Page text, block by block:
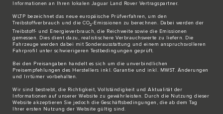
Informationen an Ihren lokalen Jaguar Land Rover Vertragspartner.
WLTP bezeichnet das neue europäische Prüfverfahren, um den
Treibstoffverbrauch und die CO2-Emissionen zu berechnen. Dabei werden der
Treibstoff- und Energieverbrauch, die Reichweite sowie die Emissionen
gemessen. Dies dient dazu, realistischere Verbrauchswerte zu liefern. Die
Fahrzeuge werden dabei mit Sonderausstattung und einem anspruchsvolleren
Fahrprofil unter schwierigeren Testbedingungen geprüft.
Bei den Preisangaben handelt es sich um die unverbindlichen
Preisempfehlungen des Herstellers inkl. Garantie und inkl. MWST. Änderungen
und Irrtümer vorbehalten.
Wir sind bestrebt, die Richtigkeit, Vollständigkeit und Aktualität der
Informationen auf unserer Website zu gewährleisten. Durch die Nutzung dieser
Website akzeptieren Sie jedoch die Geschäftsbedingungen, die ab dem Tag
Ihrer ersten Nutzung der Website gültig sind.